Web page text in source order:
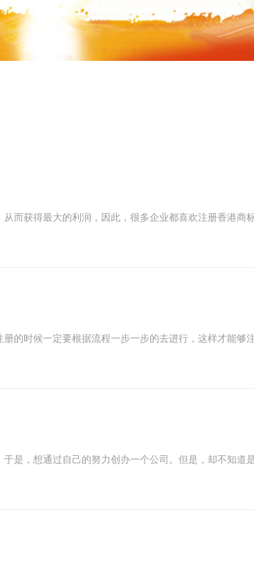
而获得最大的利润，因此，很多企业都喜欢注册香港商
的时候一定要根据流程一步一步的去进行，这样才能够
是，想通过自己的努力创办一个公司。但是，却不知道